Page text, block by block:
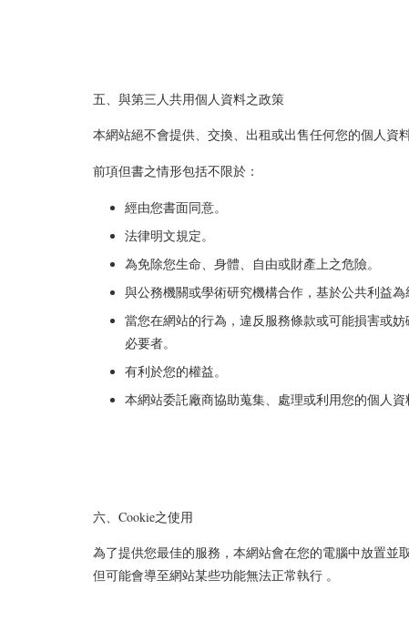
五、與第三人共用個人資料之政策
本網站絕不會提供、交換、出租或出售任何您的個人資
前項但書之情形包括不限於：
經由您書面同意。
法律明文規定。
為免除您生命、身體、自由或財產上之危險。
與公務機關或學術研究機構合作，基於公共利益
當您在網站的行為，違反服務條款或可能損害或
必要者。
有利於您的權益。
本網站委託廠商協助蒐集、處理或利用您的個人
六、Cookie之使用
為了提供您最佳的服務，本網站會在您的電腦中放置並
但可能會導至網站某些功能無法正常執行 。